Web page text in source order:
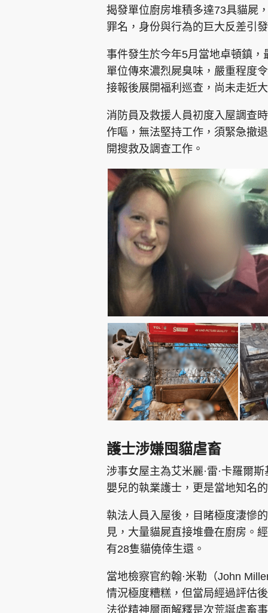
Oh!爸媽 JobMarket 頭條搵工
揭發單位廚房堆積多達73具貓屍
罪名，身份與行為的巨大反差引
事件發生於今年5月當地卓頓鎮
單位傳來濃烈屍臭味，嚴重程度
接報後展開福利巡查，尚未走近
消防員及救援人員初度入屋調查
作嘔，無法堅持工作，須緊急撤
開搜救及調查工作。
護士涉嫌囤貓虐畜
涉事女屋主為艾米麗·雷·卡羅爾
嬰兒的執業護士，更是當地知名
執法人員入屋後，目睹極度淒慘
見，大量貓屍直接堆疊在廚房。
有28隻貓僥倖生還。
當地檢察官約翰·米勒（John
情況極度糟糕，但當局經過評估
法從精神層面解釋是次荒誕虐畜